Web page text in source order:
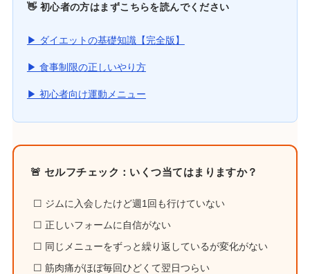
👋 初心者の方はまずこちらを読んでください
▶ ダイエットの基礎知識【完全版】
▶ 食事制限の正しいやり方
▶ 初心者向け運動メニュー
🚨 セルフチェック：いくつ当てはまりますか？
☐ ジムに入会したけど週1回も行けていない
☐ 正しいフォームに自信がない
☐ 同じメニューをずっと繰り返しているが変化がない
☐ 筋肉痛がほぼ毎回ひどくて翌日つらい